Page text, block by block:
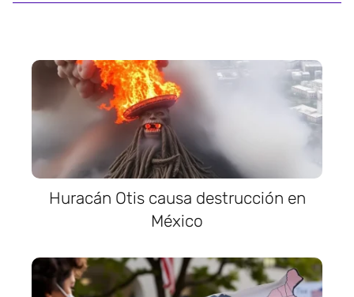
Huracán Otis causa destrucción en
México